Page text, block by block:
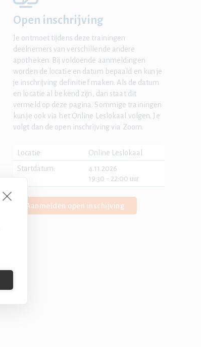
Open inschrijving
Je ontmoet tijdens deze trainingen
deelnemers van verschillende andere
apotheken. Bij voldoende aanmeldingen
worden de locatie en datum bepaald en kun je
je inschrijving definitief maken. Als de datum
en locatie al bekend zijn, dan staat dit
vermeld op deze pagina. Sommige trainingen
kun je ook via het Online Leslokaal volgen. Je
volgt dan de open inschrijving via Zoom.
Locatie:
Online Leslokaal
Startdatum:
4.11.2026
19:30 - 22:00 uur
Aanmelden open inschijving